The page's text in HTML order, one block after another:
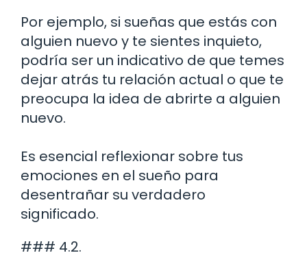
Por ejemplo, si sueñas que estás con
alguien nuevo y te sientes inquieto,
podría ser un indicativo de que temes
dejar atrás tu relación actual o que te
preocupa la idea de abrirte a alguien
nuevo.
Es esencial reflexionar sobre tus
emociones en el sueño para
desentrañar su verdadero
significado.
### 4.2.